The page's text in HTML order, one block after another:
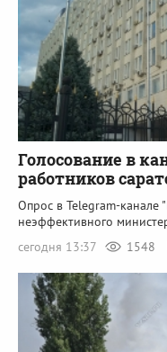
Голосование в
работников
Опрос в Telegram-канале
неэффективного
сегодня 13:37
1548